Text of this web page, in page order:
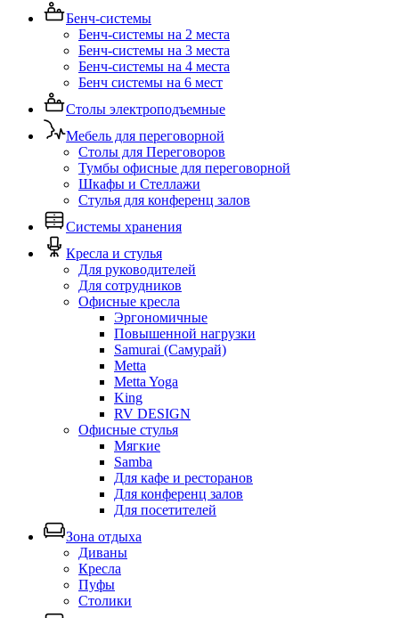
Бенч-системы
Бенч-системы на 2 места
Бенч-системы на 3 места
Бенч-системы на 4 места
Бенч системы на 6 мест
Столы электроподъемные
Мебель для переговорной
Столы для Переговоров
Тумбы офисные для переговорной
Шкафы и Стеллажи
Стулья для конференц залов
Системы хранения
Кресла и стулья
Для руководителей
Для сотрудников
Офисные кресла
Эргономичные
Повышенной нагрузки
Samurai (Самурай)
Metta
Metta Yoga
King
RV DESIGN
Офисные стулья
Мягкие
Samba
Для кафе и ресторанов
Для конференц залов
Для посетителей
Зона отдыха
Диваны
Кресла
Пуфы
Столики